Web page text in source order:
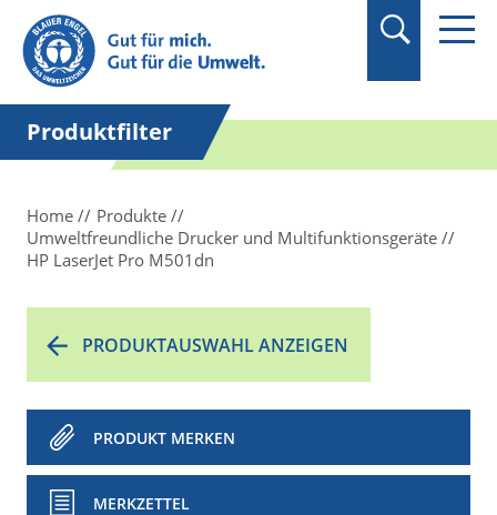
Produktfilter
Home
Produkte
Umweltfreundliche Drucker und Multifunktionsgeräte
HP LaserJet Pro M501dn
PRODUKTAUSWAHL ANZEIGEN
PRODUKT MERKEN
MERKZETTEL